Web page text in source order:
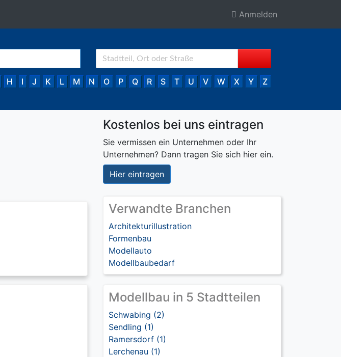
Anmelden
H I J K L M N O P Q R S T U V W X Y Z
Kostenlos bei uns eintragen
Sie vermissen ein Unternehmen oder Ihr
Unternehmen? Dann tragen Sie sich hier ein.
Hier eintragen
Verwandte Branchen
Architekturillustration
Formenbau
Modellauto
Modellbaubedarf
Modellbau in 5 Stadtteilen
Schwabing (2)
Sendling (1)
Ramersdorf (1)
Lerchenau (1)